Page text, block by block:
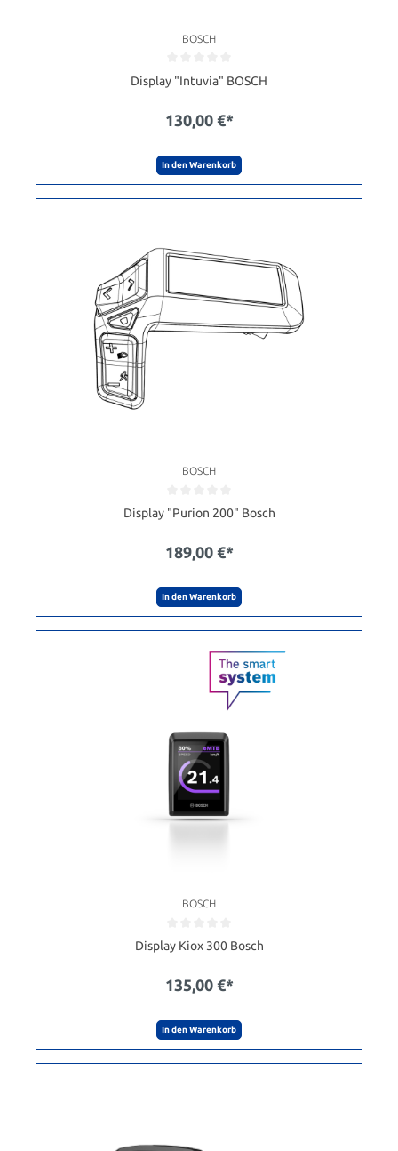
BOSCH
Display "Intuvia" BOSCH
130,00 €*
In den Warenkorb
BOSCH
Display "Purion 200" Bosch
189,00 €*
In den Warenkorb
BOSCH
Display Kiox 300 Bosch
135,00 €*
In den Warenkorb